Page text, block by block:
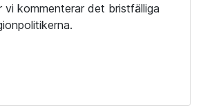
kommenterar det bristfälliga